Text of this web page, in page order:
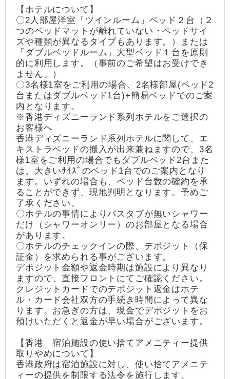
【ホテルについて】
〇2人部屋洋室「ツインルーム」ベッド２台（２
つのベッドマットが離れていない・ベッドサイ
ズや種類が異なるタイプもあります。）または
「ダブルベッドルーム」大型ベッド１台を原則
的に利用します。（事前のご希望はお受けでき
ません。）
〇3名様1室をご利用の場合、2名様部屋(ベッド2
台またはダブルベッド1台)+簡易ベッドでのご案
内となります。
※香港ディズニーランド系列ホテルをご選択の
お客様へ
香港ディズニーランド系列ホテルに関して、エ
キストラベッドの搬入が出来兼ねますので、3名
様1室をご利用の場合でもダブルベッド2台また
は、大きいｻｲｽﾞのベッド1台でのご案内となり
ます。いずれの場合も、ベッド台数の確約を承
ることができず、現地判明となります。予めご
了承ください。
〇ホテルの事情によりバスタブが無いシャワー
だけ（シャワーオンリー）のお部屋となる場合
があります。
〇ホテルのチェックインの際、デポジット（保
証金）を求められる事がございます。
デポジット金額や返金時期は施設により異なり
ますので、直接フロントにてご確認ください。
クレジットカードでのデポジット返金はホテ
ル・カード会社双方の手続き時間によって異な
ります。お急ぎの方は、現金でデポジットをお
預けいただくと返金が早い場合がございます。
【香港 宿泊施設の使い捨てアメニティー提供
取りやめについて】
香港政府は宿泊施設に対し、使い捨てアメニテ
ィーの提供を制限する法令を施行します。